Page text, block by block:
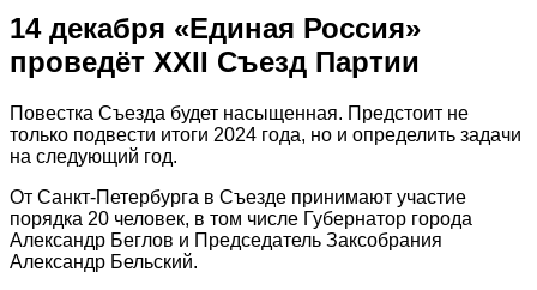
14 декабря «Единая Россия»
проведёт XXII Съезд Партии
Повестка Съезда будет насыщенная. Предстоит не
только подвести итоги 2024 года, но и определить задачи
на следующий год.
От Санкт-Петербурга в Съезде принимают участие
порядка 20 человек, в том числе Губернатор города
Александр Беглов и Председатель Заксобрания
Александр Бельский.